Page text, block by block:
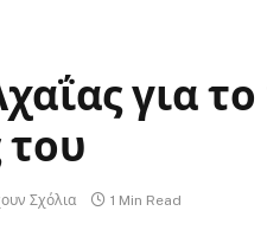
για το
του
Σχόλια 1 Min Read